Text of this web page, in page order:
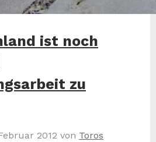
ist noch
zu
2012 von Toros